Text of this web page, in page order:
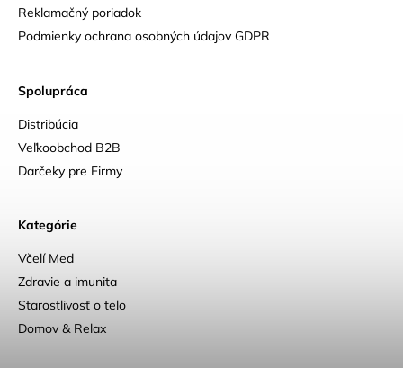
Reklamačný poriadok
Podmienky ochrana osobných údajov GDPR
Spolupráca
Distribúcia
Veľkoobchod B2B
Darčeky pre Firmy
Kategórie
Včelí Med
Zdravie a imunita
Starostlivosť o telo
Domov & Relax